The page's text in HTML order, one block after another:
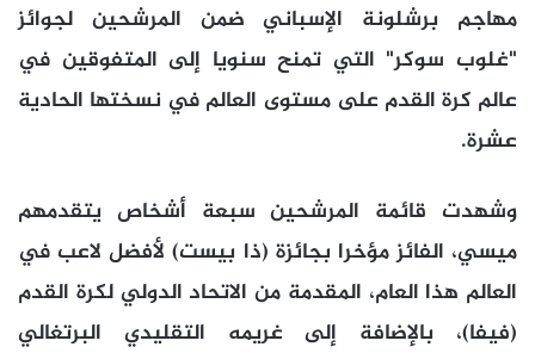
مهاجم برشلونة الإسباني ضمن المرشحين لجوائز
"غلوب سوكر" التي تمنح سنويا إلى المتفوقين في
عالم كرة القدم على مستوى العالم في نسختها الحادية
عشرة.
وشهدت قائمة المرشحين سبعة أشخاص يتقدمهم
ميسي، الفائز مؤخرا بجائزة (ذا بيست) لأفضل لاعب في
العالم هذا العام، المقدمة من الاتحاد الدولي لكرة القدم
(فيفا)، بالإضافة إلى غريمه التقليدي البرتغالي